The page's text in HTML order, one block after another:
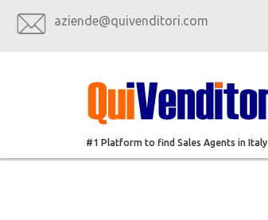
aziende@quivenditori.com
#1 Platform to find Sales Agents in Italy